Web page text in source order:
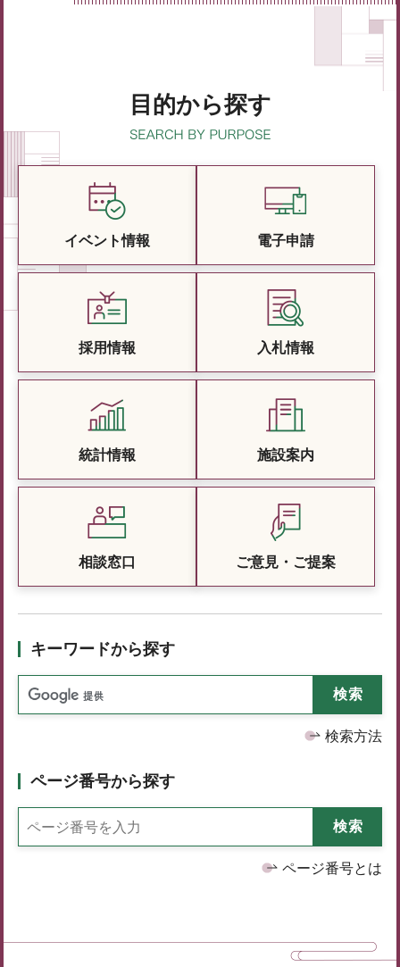
目的から探す
イベント情報 電子申請
採用情報 入札情報
統計情報 施設案内
相談窓口 ご意見・ご提案
キーワードから探す
検索方法
ページ番号から探す
ページ番号とは